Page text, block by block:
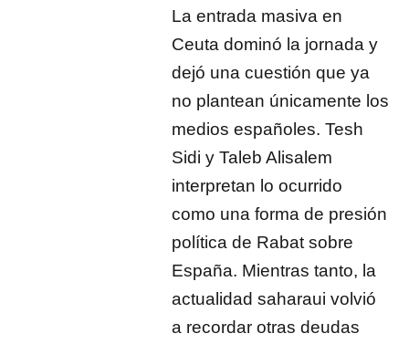
La entrada masiva en
Ceuta dominó la jornada y
dejó una cuestión que ya
no plantean únicamente los
medios españoles. Tesh
Sidi y Taleb Alisalem
interpretan lo ocurrido
como una forma de presión
política de Rabat sobre
España. Mientras tanto, la
actualidad saharaui volvió
a recordar otras deudas